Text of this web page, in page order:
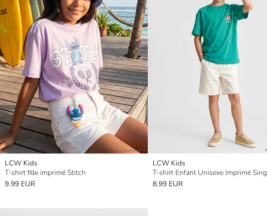
LCW Kids
T-shirt fille imprimé Stitch
9.99 EUR
LCW Kids
8.99 EUR